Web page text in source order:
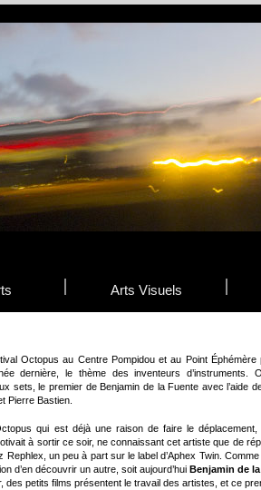
Arts Visuels
Octopus au Centre Pompidou et au Point Éphémère
dernière, le thème des inventeurs d’instruments.
sets, le premier de Benjamin de la Fuente avec l’aide
Pierre Bastien.
qui est déjà une raison de faire le
à sortir ce soir, ne connaissant cet artiste que de
Rephlex, un peu à part sur le label d’Aphex Twin.
d’en découvrir un autre, soit aujourd’hui Benjamin de
des petits films présentent le travail des artistes, et ce